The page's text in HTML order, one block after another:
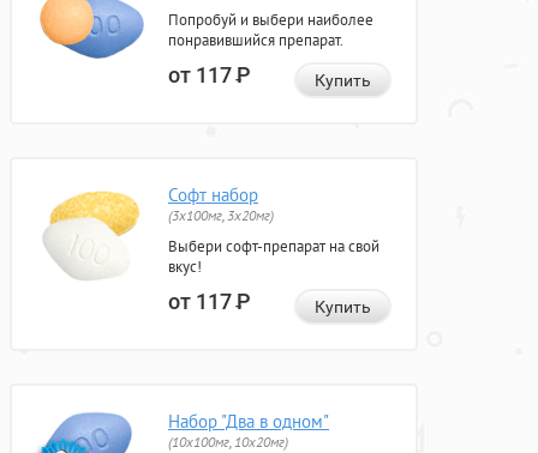
Попробуй и выбери наиболее
понравившийся препарат.
от 117Р Купить
Софт набор
(3x100мг, 3x20мг)
Выбери софт-препарат на свой
вкус!
от 117Р Купить
Набор "Два в одном"
(10x100мг, 10x20мг)